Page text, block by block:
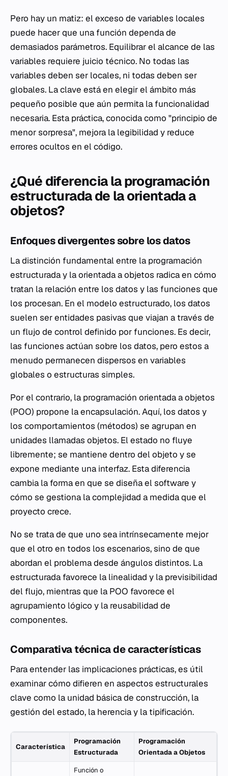
Pero hay un matiz: el exceso de variables locales
puede hacer que una función dependa de
demasiados parámetros. Equilibrar el alcance de las
variables requiere juicio técnico. No todas las
variables deben ser locales, ni todas deben ser
globales. La clave está en elegir el ámbito más
pequeño posible que aún permita la funcionalidad
necesaria. Esta práctica, conocida como "principio de
menor sorpresa", mejora la legibilidad y reduce
errores ocultos en el código.
¿Qué diferencia la programación
estructurada de la orientada a
objetos?
Enfoques divergentes sobre los datos
La distinción fundamental entre la programación
estructurada y la orientada a objetos radica en cómo
tratan la relación entre los datos y las funciones que
los procesan. En el modelo estructurado, los datos
suelen ser entidades pasivas que viajan a través de
un flujo de control definido por funciones. Es decir,
las funciones actúan sobre los datos, pero estos a
menudo permanecen dispersos en variables
globales o estructuras simples.
Por el contrario, la programación orientada a objetos
(POO) propone la encapsulación. Aquí, los datos y
los comportamientos (métodos) se agrupan en
unidades llamadas objetos. El estado no fluye
libremente; se mantiene dentro del objeto y se
expone mediante una interfaz. Esta diferencia
cambia la forma en que se diseña el software y
cómo se gestiona la complejidad a medida que el
proyecto crece.
No se trata de que uno sea intrínsecamente mejor
que el otro en todos los escenarios, sino de que
abordan el problema desde ángulos distintos. La
estructurada favorece la linealidad y la previsibilidad
del flujo, mientras que la POO favorece el
agrupamiento lógico y la reusabilidad de
componentes.
Comparativa técnica de características
Para entender las implicaciones prácticas, es útil
examinar cómo difieren en aspectos estructurales
clave como la unidad básica de construcción, la
gestión del estado, la herencia y la tipificación.
Característica
Programación
Estructurada
Programación
Orientada a Objetos
Función o